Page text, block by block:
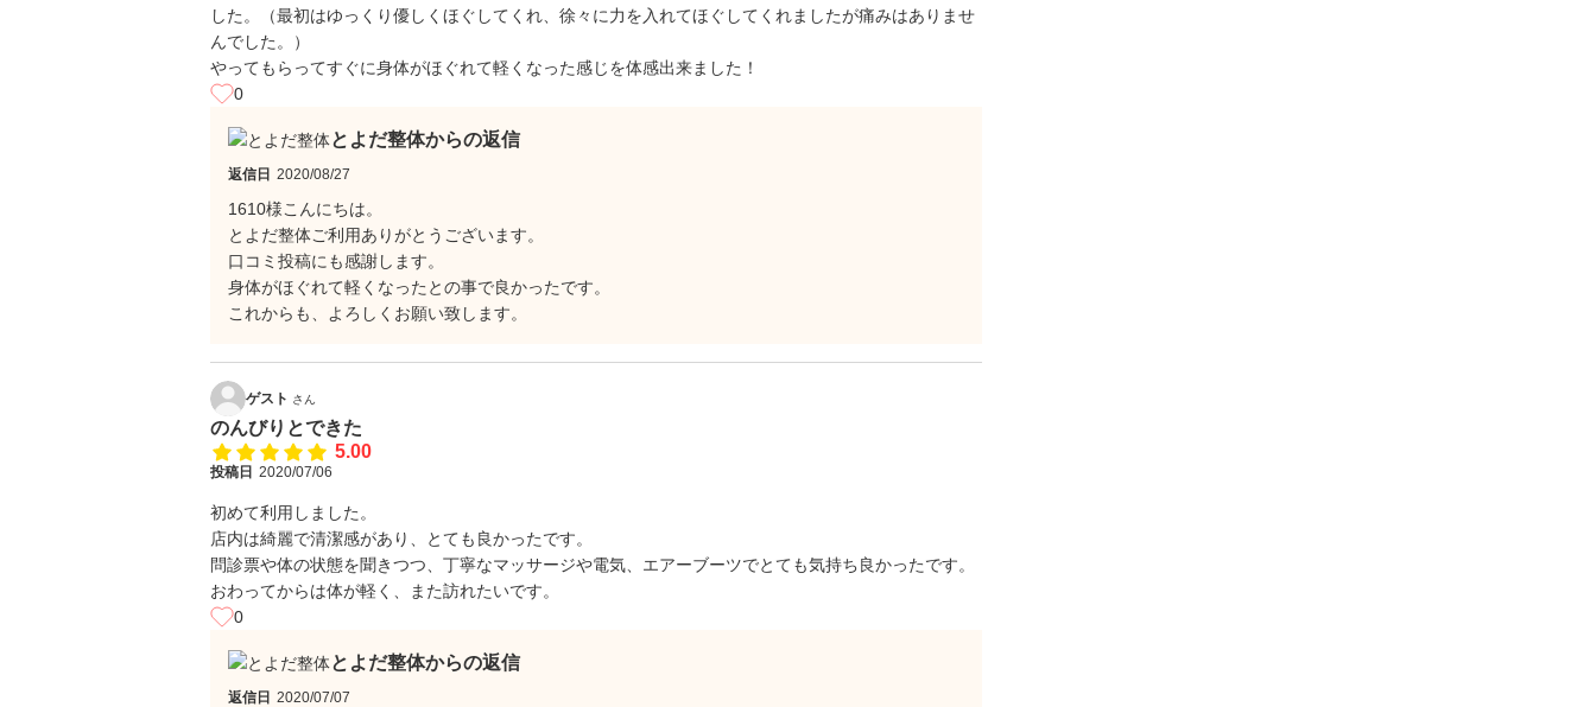
した。（最初はゆっくり優しくほぐしてくれ、徐々に力を入れてほぐしてくれましたが痛みはありませ
んでした。）
やってもらってすぐに身体がほぐれて軽くなった感じを体感出来ました！
0
とよだ整体からの返信
返信日 2020/08/27
1610様こんにちは。
とよだ整体ご利用ありがとうございます。
口コミ投稿にも感謝します。
身体がほぐれて軽くなったとの事で良かったです。
これからも、よろしくお願い致します。
ゲスト さん
のんびりとできた
5.00
投稿日 2020/07/06
初めて利用しました。
店内は綺麗で清潔感があり、とても良かったです。
問診票や体の状態を聞きつつ、丁寧なマッサージや電気、エアーブーツでとても気持ち良かったです。
おわってからは体が軽く、また訪れたいです。
0
とよだ整体からの返信
返信日 2020/07/07